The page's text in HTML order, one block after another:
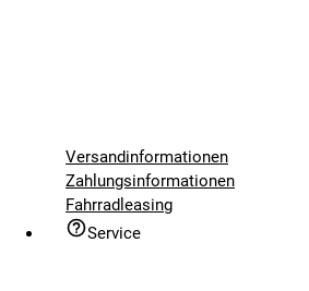
Versandinformationen
Zahlungsinformationen
Fahrradleasing
Service